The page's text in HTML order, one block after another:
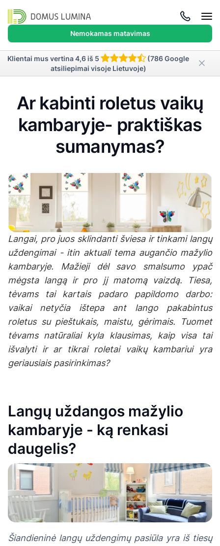
Nemokamas matavimas
Klientai mus vertina 4,6 iš 5
(786 Google
atsiliepimai visoje Lietuvoje)
Ar kabinti roletus vaikų
kambaryje- praktiškas
sumanymas?
Langai, pro juos sklindanti šviesa ir tinkami langų
uždengimai - itin aktuali tema augančio mažylio
kambaryje. Mažieji dėl savo smalsumo ypač
mėgsta langą ir pro jį matomą vaizdą. Tiesa,
tėvams tai kartais padaro papildomo darbo:
vaikai netyčia ištepa ant lango pakabintus
roletus su pieštukais, maistu, gėrimais. Tuomet
tėvams natūraliai kyla klausimas, kaip visa tai
išvalyti ir ar tikrai roletai vaikų kambariui yra
geriausiais pasirinkimas?
Langų uždangos mažylio
kambaryje - ką renkasi
daugelis?
Šiandieninė langų uždengimų pasiūla yra iš tiesų